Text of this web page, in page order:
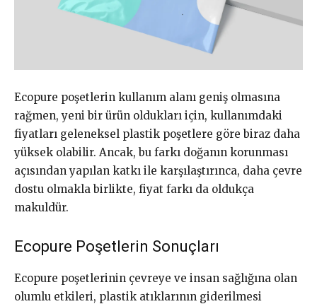
Ecopure poşetlerin kullanım alanı geniş olmasına
rağmen, yeni bir ürün oldukları için, kullanımdaki
fiyatları geleneksel plastik poşetlere göre biraz daha
yüksek olabilir. Ancak, bu farkı doğanın korunması
açısından yapılan katkı ile karşılaştırınca, daha çevre
dostu olmakla birlikte, fiyat farkı da oldukça
makuldür.
Ecopure Poşetlerin Sonuçları
Ecopure poşetlerinin çevreye ve insan sağlığına olan
olumlu etkileri, plastik atıklarının giderilmesi